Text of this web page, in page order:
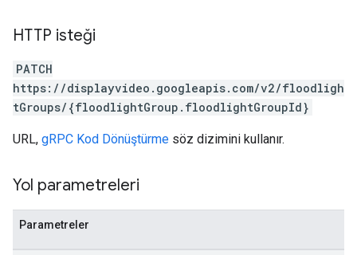
HTTP isteği
PATCH
https://displayvideo.googleapis.com/v2/floodligh
tGroups/{floodlightGroup.floodlightGroupId}
URL, gRPC Kod Dönüştürme söz dizimini kullanır.
Yol parametreleri
Parametreler